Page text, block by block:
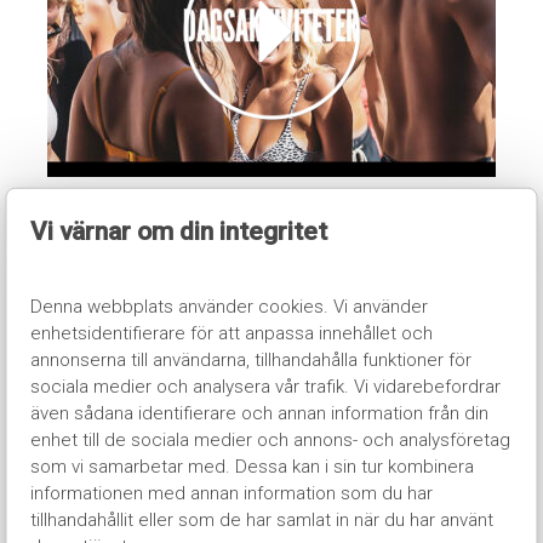
Vi värnar om din integritet
Denna webbplats använder cookies. Vi använder
enhetsidentifierare för att anpassa innehållet och
annonserna till användarna, tillhandahålla funktioner för
sociala medier och analysera vår trafik. Vi vidarebefordrar
även sådana identifierare och annan information från din
enhet till de sociala medier och annons- och analysföretag
som vi samarbetar med. Dessa kan i sin tur kombinera
informationen med annan information som du har
tillhandahållit eller som de har samlat in när du har använt
Ett populärt event som erbjuds en gång per vecka där det bjuds